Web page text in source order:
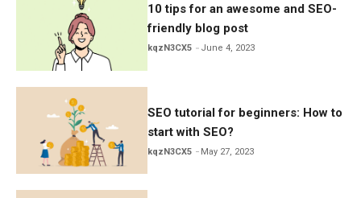
10 tips for an awesome and SEO-
friendly blog post
kqzN3CX5 June 4, 2023
SEO tutorial for beginners: How to
start with SEO?
kqzN3CX5 May 27, 2023